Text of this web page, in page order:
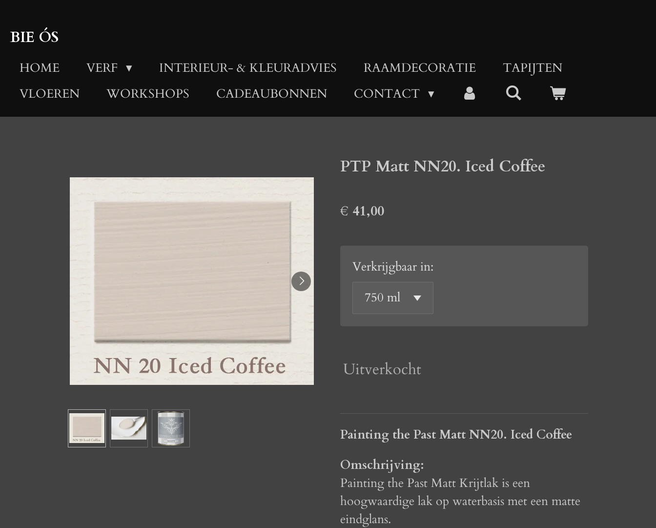
direct
hoofdinhoud
BIE ÓS
HOME VERF INTERIEUR- & KLEURADVIES RAAMDECORATIE
TAPIJTEN
VLOEREN
WORKSHOPS CADEAUBONNEN CONTACT
PTP Matt NN20. Iced Coffee
€ 41,00
Verkrijgbaar in:
Uitverkocht
Painting the Past Matt NN20. Iced Coffee
Omschrijving:
Painting the Past Matt Krijtlak is een
hoogwaardige lak op waterbasis met een matte
eindglans.